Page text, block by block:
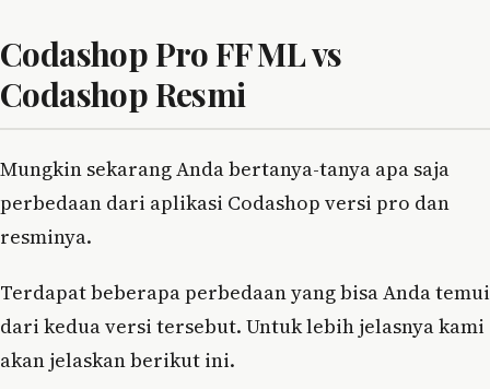
Codashop Pro FF ML vs
Codashop Resmi
Mungkin sekarang Anda bertanya-tanya apa saja
perbedaan dari aplikasi Codashop versi pro dan
resminya.
Terdapat beberapa perbedaan yang bisa Anda temui
dari kedua versi tersebut. Untuk lebih jelasnya kami
akan jelaskan berikut ini.